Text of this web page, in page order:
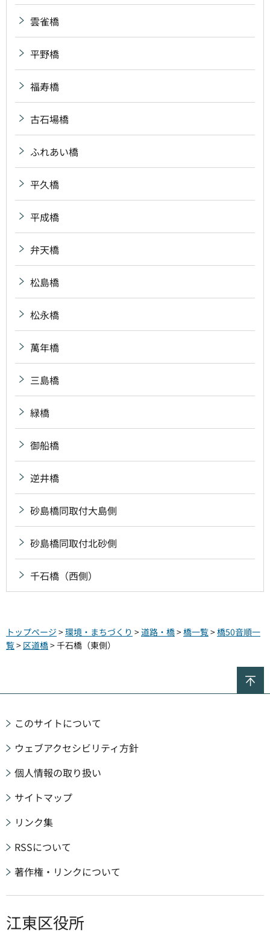
雲雀橋
平野橋
福寿橋
古石場橋
ふれあい橋
平久橋
平成橋
弁天橋
松島橋
松永橋
萬年橋
三島橋
緑橋
御船橋
逆井橋
砂島橋同取付大島側
砂島橋同取付北砂側
千石橋（西側）
トップページ >環境・まちづくり >道路・橋>橋一覧>橋50音順一
覧> 区道橋> 千石橋（東側）
このサイトについて
ウェブアクセシビリティ方針
個人情報の取り扱い
サイトマップ
リンク集
RSSについて
著作権・リンクについて
江東区役所